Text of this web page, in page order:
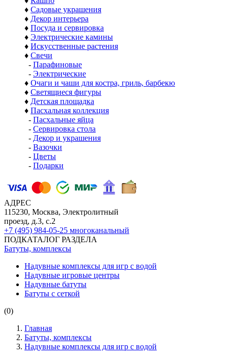
♦ Садовые украшения
♦ Декор интерьера
♦ Посуда и сервировка
♦ Электрические камины
♦ Искусственные растения
♦ Свечи
- Парафиновые
- Электрические
♦ Очаги и чаши для костра, гриль, барбекю
♦ Светящиеся фигуры
♦ Детская площадка
♦ Пасхальная коллекция
- Пасхальные яйца
- Сервировка стола
- Декор и украшения
- Вазочки
- Цветы
- Подарки
АДРЕС
115230, Москва, Электролитный
проезд, д.3, с.2
+7 (495) 984-05-25 многоканальный
ПОДКАТАЛОГ РАЗДЕЛА
Батуты, комплексы
Надувные комплексы для игр с водой
Надувные игровые центры
Надувные батуты
Батуты с сеткой
(0)
Главная
Батуты, комплексы
Надувные комплексы для игр с водой